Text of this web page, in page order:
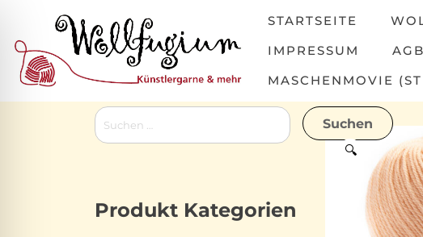
content
STARTSEITE
IMPRESSUM
AGB
MASCHENMOVIE
🔍
Suchen
nach:
Produkt Kategorien